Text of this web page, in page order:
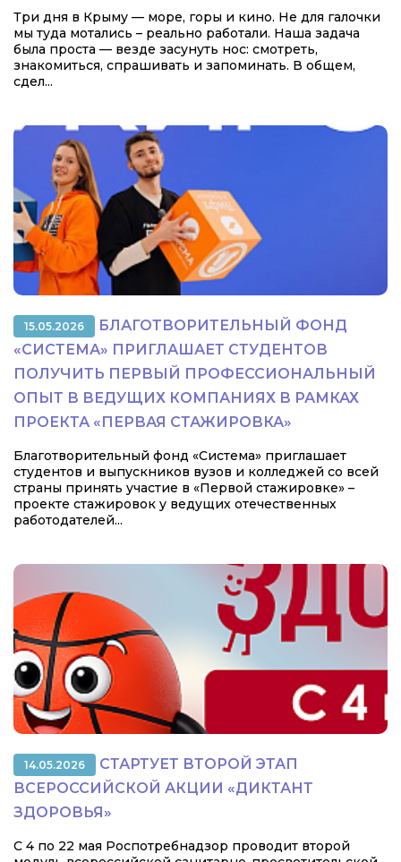
Три дня в Крыму — море, горы и кино. Не для галочки
мы туда мотались – реально работали. Наша задача
была проста — везде засунуть нос: смотреть,
знакомиться, спрашивать и запоминать. В общем,
сдел...
15.05.2026
БЛАГОТВОРИТЕЛЬНЫЙ ФОНД
«СИСТЕМА» ПРИГЛАШАЕТ СТУДЕНТОВ
ПОЛУЧИТЬ ПЕРВЫЙ ПРОФЕССИОНАЛЬНЫЙ
ОПЫТ В ВЕДУЩИХ КОМПАНИЯХ В РАМКАХ
ПРОЕКТА «ПЕРВАЯ СТАЖИРОВКА»
Благотворительный фонд «Система» приглашает
студентов и выпускников вузов и колледжей со всей
страны принять участие в «Первой стажировке» –
проекте стажировок у ведущих отечественных
работодателей...
14.05.2026
СТАРТУЕТ ВТОРОЙ ЭТАП
ВСЕРОССИЙСКОЙ АКЦИИ «ДИКТАНТ
ЗДОРОВЬЯ»
С 4 по 22 мая Роспотребнадзор проводит второй